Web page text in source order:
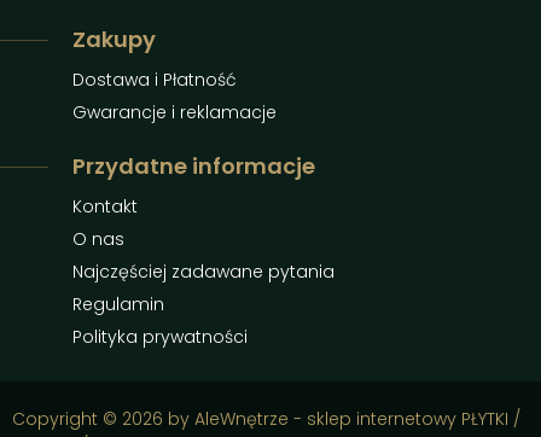
Zakupy
Dostawa i Płatność
Gwarancje i reklamacje
Przydatne informacje
Kontakt
O nas
Najczęściej zadawane pytania
Regulamin
Polityka prywatności
Copyright © 2026 by AleWnętrze - sklep internetowy PŁYTKI /